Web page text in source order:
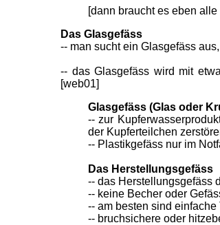
[dann braucht es eben
Das Glasgefäss
-- man sucht ein Glasgefäss
-- das Glasgefäss wird mit
[web01]
Glasgefäss (Glas oder
-- zur
der Kupferteilchen
-- Plastikgefäss nur im
Das Herstellungsgefäss
-- das Herstellungsgefäss
-- keine Becher oder
-- am besten sind
-- bruchsichere oder